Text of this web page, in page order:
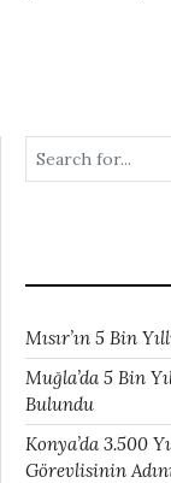
Mısır’ın 5 Bin
Muğla’da 5 Bin
Bulundu
Konya’da 3.500
Görevlisinin